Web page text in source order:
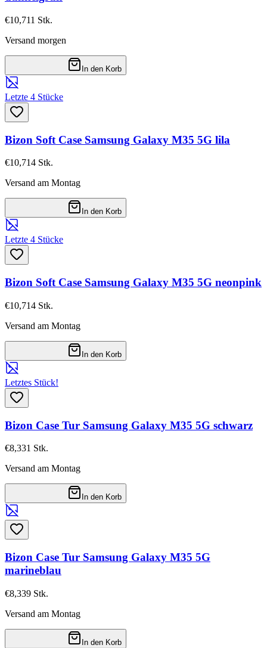
€10,711 Stk.
Versand morgen
In den Korb
Letzte 4 Stücke
Bizon Soft Case Samsung Galaxy M35 5G lila
€10,714 Stk.
Versand am Montag
In den Korb
Letzte 4 Stücke
Bizon Soft Case Samsung Galaxy M35 5G neonpink
€10,714 Stk.
Versand am Montag
In den Korb
Letztes Stück!
Bizon Case Tur Samsung Galaxy M35 5G schwarz
€8,331 Stk.
Versand am Montag
In den Korb
Bizon Case Tur Samsung Galaxy M35 5G
marineblau
€8,339 Stk.
Versand am Montag
In den Korb